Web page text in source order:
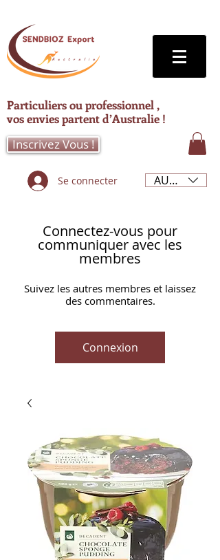
Particuliers ou professionnel ,
vos envies partent d’Australie !
Inscrivez Vous !
Se connecter AUD (AU$)
Connectez-vous pour
communiquer avec les
membres
Suivez les autres membres et laissez
des commentaires.
Connexion